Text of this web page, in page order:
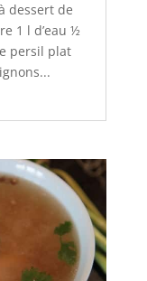
dessert de
1 l d’eau ½
persil plat